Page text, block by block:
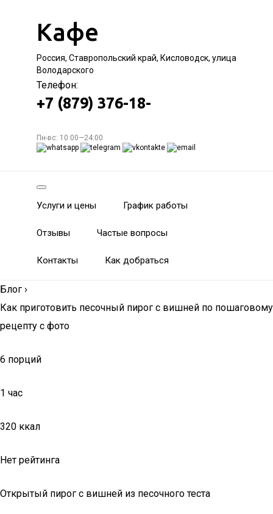
Кафе
Россия, Ставропольский край, Кисловодск, улица
Володарского
Телефон:
+7 (879) 376-18-
Пн-вс: 10:00—24:00
Услуги и цены График работы
Отзывы Частые вопросы
Контакты Как добраться
Блог ›
Как приготовить песочный пирог с вишней по пошаговому
рецепту с фото
6 порций
1 час
320 ккал
Нет рейтинга
Открытый пирог с вишней из песочного теста